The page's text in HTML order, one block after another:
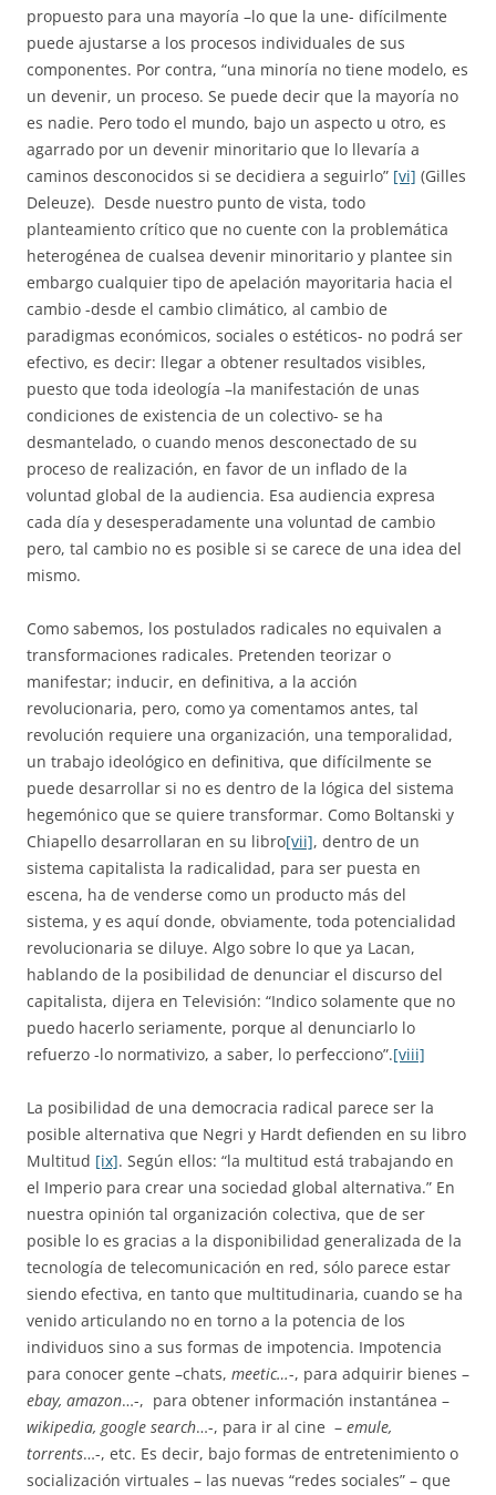
propuesto para una mayoría –lo que la une- difícilmente
puede ajustarse a los procesos individuales de sus
componentes. Por contra, “una minoría no tiene modelo, es
un devenir, un proceso. Se puede decir que la mayoría no
es nadie. Pero todo el mundo, bajo un aspecto u otro, es
agarrado por un devenir minoritario que lo llevaría a
caminos desconocidos si se decidiera a seguirlo” [vi] (Gilles
Deleuze). Desde nuestro punto de vista, todo
planteamiento crítico que no cuente con la problemática
heterogénea de cualsea devenir minoritario y plantee sin
embargo cualquier tipo de apelación mayoritaria hacia el
cambio -desde el cambio climático, al cambio de
paradigmas económicos, sociales o estéticos- no podrá ser
efectivo, es decir: llegar a obtener resultados visibles,
puesto que toda ideología –la manifestación de unas
condiciones de existencia de un colectivo- se ha
desmantelado, o cuando menos desconectado de su
proceso de realización, en favor de un inflado de la
voluntad global de la audiencia. Esa audiencia expresa
cada día y desesperadamente una voluntad de cambio
pero, tal cambio no es posible si se carece de una idea del
mismo.
Como sabemos, los postulados radicales no equivalen a
transformaciones radicales. Pretenden teorizar o
manifestar; inducir, en definitiva, a la acción
revolucionaria, pero, como ya comentamos antes, tal
revolución requiere una organización, una temporalidad,
un trabajo ideológico en definitiva, que difícilmente se
puede desarrollar si no es dentro de la lógica del sistema
hegemónico que se quiere transformar. Como Boltanski y
Chiapello desarrollaran en su libro[vii], dentro de un
sistema capitalista la radicalidad, para ser puesta en
escena, ha de venderse como un producto más del
sistema, y es aquí donde, obviamente, toda potencialidad
revolucionaria se diluye. Algo sobre lo que ya Lacan,
hablando de la posibilidad de denunciar el discurso del
capitalista, dijera en Televisión: “Indico solamente que no
puedo hacerlo seriamente, porque al denunciarlo lo
refuerzo -lo normativizo, a saber, lo perfecciono”.[viii]
La posibilidad de una democracia radical parece ser la
posible alternativa que Negri y Hardt defienden en su libro
Multitud [ix]. Según ellos: “la multitud está trabajando en
el Imperio para crear una sociedad global alternativa.” En
nuestra opinión tal organización colectiva, que de ser
posible lo es gracias a la disponibilidad generalizada de la
tecnología de telecomunicación en red, sólo parece estar
siendo efectiva, en tanto que multitudinaria, cuando se ha
venido articulando no en torno a la potencia de los
individuos sino a sus formas de impotencia. Impotencia
para conocer gente –chats, meetic…-, para adquirir bienes –
ebay, amazon…-, para obtener información instantánea –
wikipedia, google search…-, para ir al cine – emule,
torrents…-, etc. Es decir, bajo formas de entretenimiento o
socialización virtuales – las nuevas “redes sociales” – que